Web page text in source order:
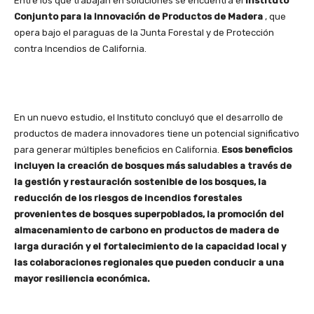
Conjunto para la Innovación de Productos de Madera , que
opera bajo el paraguas de la Junta Forestal y de Protección
contra Incendios de California.
En un nuevo estudio, el Instituto concluyó que el desarrollo de
productos de madera innovadores tiene un potencial significativo
para generar múltiples beneficios en California. Esos beneficios
incluyen la creación de bosques más saludables a través de
la gestión y restauración sostenible de los bosques, la
reducción de los riesgos de incendios forestales
provenientes de bosques superpoblados, la promoción del
almacenamiento de carbono en productos de madera de
larga duración y el fortalecimiento de la capacidad local y
las colaboraciones regionales que pueden conducir a una
mayor resiliencia económica.